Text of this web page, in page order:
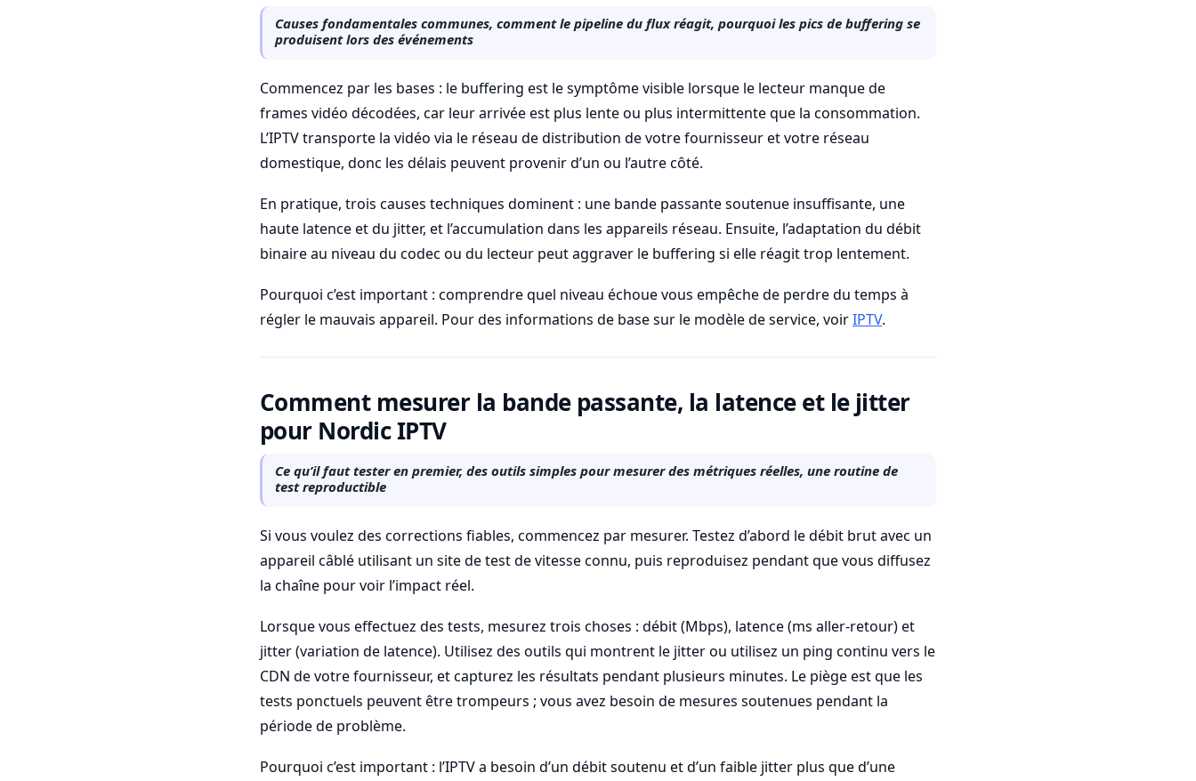
Causes fondamentales communes, comment le pipeline du flux réagit, pourquoi les pics de buffering se
produisent lors des événements
Commencez par les bases : le buffering est le symptôme visible lorsque le lecteur manque de
frames vidéo décodées, car leur arrivée est plus lente ou plus intermittente que la consommation.
L’IPTV transporte la vidéo via le réseau de distribution de votre fournisseur et votre réseau
domestique, donc les délais peuvent provenir d’un ou l’autre côté.
En pratique, trois causes techniques dominent : une bande passante soutenue insuffisante, une
haute latence et du jitter, et l’accumulation dans les appareils réseau. Ensuite, l’adaptation du débit
binaire au niveau du codec ou du lecteur peut aggraver le buffering si elle réagit trop lentement.
Pourquoi c’est important : comprendre quel niveau échoue vous empêche de perdre du temps à
régler le mauvais appareil. Pour des informations de base sur le modèle de service, voirIPTV.
Comment mesurer la bande passante, la latence et le jitter
pour Nordic IPTV
Ce qu’il faut tester en premier, des outils simples pour mesurer des métriques réelles, une routine de
test reproductible
Si vous voulez des corrections fiables, commencez par mesurer. Testez d’abord le débit brut avec un
appareil câblé utilisant un site de test de vitesse connu, puis reproduisez pendant que vous diffusez
la chaîne pour voir l’impact réel.
Lorsque vous effectuez des tests, mesurez trois choses : débit (Mbps), latence (ms aller-retour) et
jitter (variation de latence). Utilisez des outils qui montrent le jitter ou utilisez un ping continu vers le
CDN de votre fournisseur, et capturez les résultats pendant plusieurs minutes. Le piège est que les
tests ponctuels peuvent être trompeurs ; vous avez besoin de mesures soutenues pendant la
période de problème.
Pourquoi c’est important : l’IPTV a besoin d’un débit soutenu et d’un faible jitter plus que d’une